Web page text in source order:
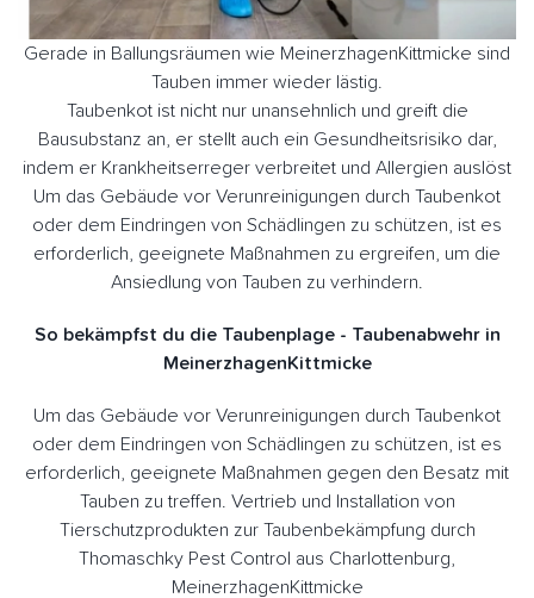
Gerade in Ballungsräumen wie MeinerzhagenKittmicke sind
Tauben immer wieder lästig.
Taubenkot ist nicht nur unansehnlich und greift die
Bausubstanz an, er stellt auch ein Gesundheitsrisiko dar,
indem er Krankheitserreger verbreitet und Allergien auslöst
Um das Gebäude vor Verunreinigungen durch Taubenkot
oder dem Eindringen von Schädlingen zu schützen, ist es
erforderlich, geeignete Maßnahmen zu ergreifen, um die
Ansiedlung von Tauben zu verhindern.
So bekämpfst du die Taubenplage - Taubenabwehr in
MeinerzhagenKittmicke
Um das Gebäude vor Verunreinigungen durch Taubenkot
oder dem Eindringen von Schädlingen zu schützen, ist es
erforderlich, geeignete Maßnahmen gegen den Besatz mit
Tauben zu treffen. Vertrieb und Installation von
Tierschutzprodukten zur Taubenbekämpfung durch
Thomaschky Pest Control aus Charlottenburg,
MeinerzhagenKittmicke